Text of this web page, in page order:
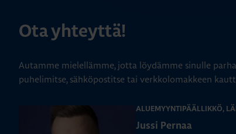
Ota yhteyttä!
Autamme mielellämme, jotta löydämme sinulle
puhelimitse, sähköpostitse tai verkkolomakkeen
ALUEMYYNTIPÄÄLLIKKÖ,
Jussi Pernaa